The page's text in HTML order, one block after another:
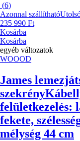
(6)
Azonnal szállítható
235 990 Ft
Kosárba
Kosárba
egyéb változatok
WOOOD
James
szekrény
felületkezelés:
fekete,
mélység 44 cm